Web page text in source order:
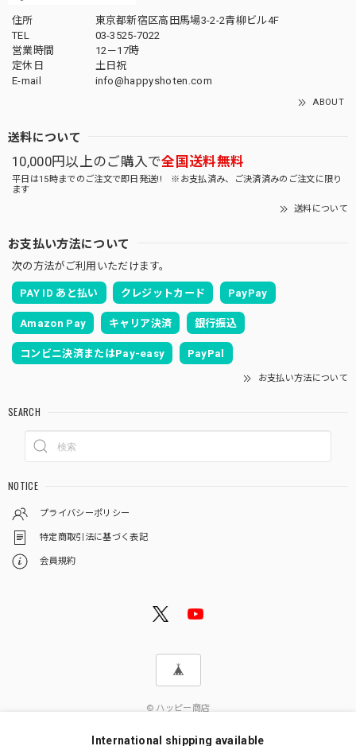
住所
東京都新宿区高田馬場3-2-2青柳ビル4F
TEL
03-3525-7022
営業時間
12－17時
定休日
土日祝
E-mail
info@happyshoten.com
ABOUT
送料について
10,000円以上のご購入で全国送料無料
平日は15時までのご注文で即日発送!! ※お支払済み、ご決済済みのご注文に限り
ます
送料について
お支払い方法について
次の方法がご利用いただけます。
PAY ID あと払い クレジットカード PayPay
Amazon Pay キャリア決済 銀行振込
コンビニ決済またはPay-easy PayPal
お支払い方法について
SEARCH
NOTICE
プライバシーポリシー
特定商取引法に基づく表記
会員規約
© ハッピー商店
International shipping available